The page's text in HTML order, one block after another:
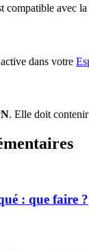
compatible avec
dans votre
. Elle doit
: que faire ?